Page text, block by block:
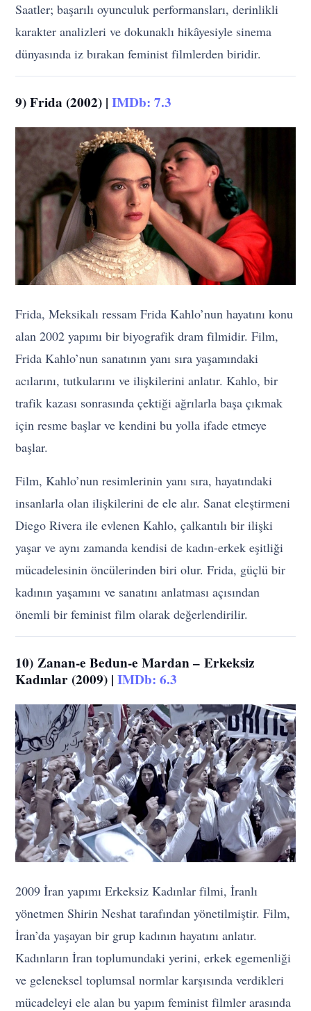
Saatler; başarılı oyunculuk performansları, derinlikli
karakter analizleri ve dokunaklı hikâyesiyle sinema
dünyasında iz bırakan feminist filmlerden biridir.
9) Frida (2002) |IMDb: 7.3
Frida, Meksikalı ressam Frida Kahlo’nun hayatını konu
alan 2002 yapımı bir biyografik dram filmidir. Film,
Frida Kahlo’nun sanatının yanı sıra yaşamındaki
acılarını, tutkularını ve ilişkilerini anlatır. Kahlo, bir
trafik kazası sonrasında çektiği ağrılarla başa çıkmak
için resme başlar ve kendini bu yolla ifade etmeye
başlar.
Film, Kahlo’nun resimlerinin yanı sıra, hayatındaki
insanlarla olan ilişkilerini de ele alır. Sanat eleştirmeni
Diego Rivera ile evlenen Kahlo, çalkantılı bir ilişki
yaşar ve aynı zamanda kendisi de kadın-erkek eşitliği
mücadelesinin öncülerinden biri olur. Frida, güçlü bir
kadının yaşamını ve sanatını anlatması açısından
önemli bir feminist film olarak değerlendirilir.
10)Zanan-e Bedun-e Mardan –Erkeksiz
Kadınlar (2009) |IMDb: 6.3
2009 İran yapımı Erkeksiz Kadınlar filmi, İranlı
yönetmen Shirin Neshat tarafından yönetilmiştir. Film,
İran’da yaşayan bir grup kadının hayatını anlatır.
Kadınların İran toplumundaki yerini, erkek egemenliği
ve geleneksel toplumsal normlar karşısında verdikleri
mücadeleyi ele alan bu yapım feminist filmler arasında